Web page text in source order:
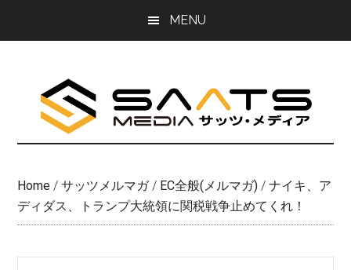
MENU
Home / サッツメルマガ / EC全般(メルマガ) / ナイキ、ア
ディダス、トランプ大統領に関税戦争止めてくれ！